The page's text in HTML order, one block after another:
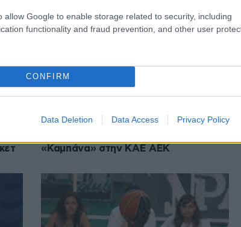
allow Google to enable storage related to security, including
functionality and fraud prevention, and other user
CONFIRM
Data Deletion Data Access Privacy Policy
«Καμπάνα» στην ΚΑΕ ΑΕΚ